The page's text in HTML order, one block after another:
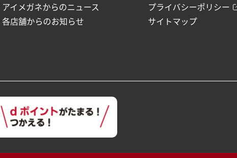
アイメガネからのニュース
各店舗からのお知らせ
プライバシーポリシー
サイトマップ